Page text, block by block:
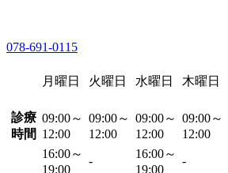
078-691-0115
月曜日 火曜日 水曜日 木曜日
診療
時間
09:00～
12:00
09:00～
12:00
09:00～
12:00
09:00～
12:00
16:00～
19:00
-
16:00～
19:00
-